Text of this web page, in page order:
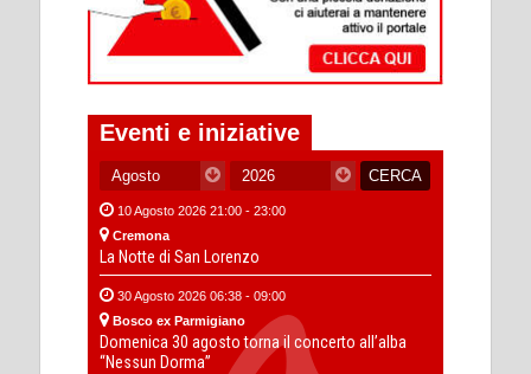
Eventi e iniziative
10 Agosto 2026 21:00 - 23:00
Cremona
La Notte di San Lorenzo
30 Agosto 2026 06:38 - 09:00
Bosco ex Parmigiano
Domenica 30 agosto torna il concerto all’alba
“Nessun Dorma”